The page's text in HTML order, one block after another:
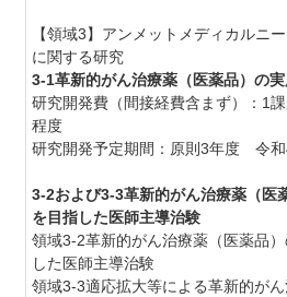
【領域3】アンメットメディカルニ
に関する研究
3-1革新的がん治療薬（医薬品）の
研究開発費（間接経費含まず）：1
程度
研究開発予定期間：原則3年度 令
3-2および3-3革新的がん治療薬（医
を目指した医師主導治験
領域3-2革新的がん治療薬（医薬品
した医師主導治験
領域3-3適応拡大等による革新的が